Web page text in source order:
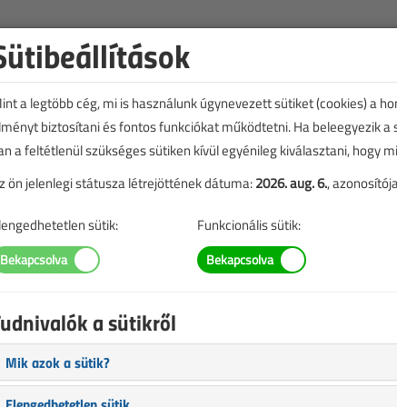
a legtöbb cég, mi is használunk úgynevezett sütiket (cookies) a
biztosítani és fontos funkciókat működtetni. Ha beleegyezik
a feltétlenül szükséges sütiken kívül egyénileg kiválasztani, hogy
ön jelenlegi státusza létrejöttének dátuma:2026. aug. 6.,
sütik: Funkcionális sütik:
a sütikről
Mik azok a sütik?